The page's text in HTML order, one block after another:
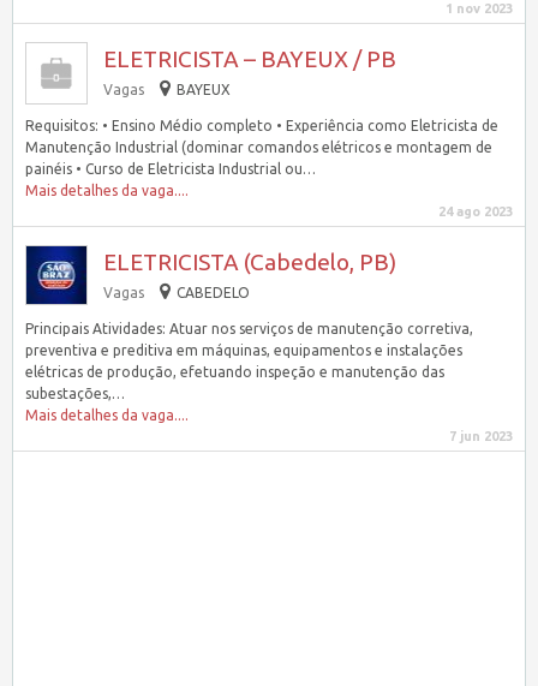
1 nov 2023
ELETRICISTA – BAYEUX / PB
Vagas BAYEUX
Requisitos: • Ensino Médio completo • Experiência como Eletricista de
Manutenção Industrial (dominar comandos elétricos e montagem de
painéis • Curso de Eletricista Industrial ou…
Mais detalhes da vaga....
24 ago 2023
ELETRICISTA (Cabedelo, PB)
Vagas CABEDELO
Principais Atividades: Atuar nos serviços de manutenção corretiva,
preventiva e preditiva em máquinas, equipamentos e instalações
elétricas de produção, efetuando inspeção e manutenção das
subestações,…
Mais detalhes da vaga....
7 jun 2023